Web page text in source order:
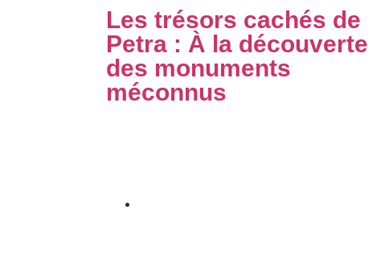
Les trésors cachés de
Petra : À la découverte
des monuments
méconnus